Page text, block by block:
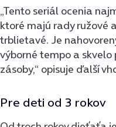
„Tento seriál ocenia
ktoré majú rady ružové
trblietavé. Je
výborné tempo a skvelo
zásoby,“ opisuje ďalší
Pre deti od 3 rokov